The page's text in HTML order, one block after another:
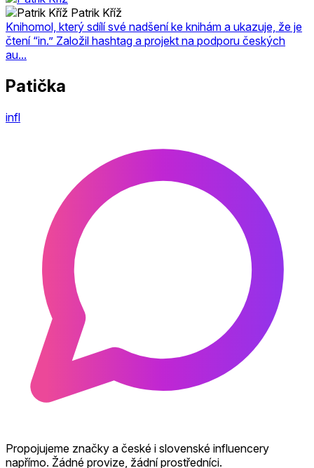
Patrik Kříž
Knihomol, který sdílí své nadšení ke knihám a ukazuje, že je
čtení “in.” Založil hashtag a projekt na podporu českých
au...
Patička
infl
Propojujeme značky a české i slovenské influencery
napřímo. Žádné provize, žádní prostředníci.